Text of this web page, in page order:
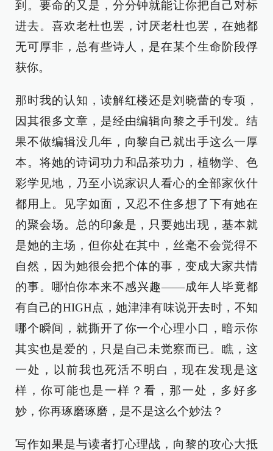
到。要命的又是，分分钟就能让你把自己对标
进去。喜欢老杜也罢，讨厌老杜也罢，在她都
无可厚非，总有些诗人，是在某个生命阶段俘
获你。
那时我的认知，读解红楼还是刘晓蕾的专项，
因其很多文章，是经由编辑向黎之手刊发。结
果不做编辑没几年，向黎自己就出手这么一厚
本。将她的诗词功力和品茶功力，植物学、色
彩学见地，乃至小说家识人看心的全部家伙什
都用上。见字如面，又忍不住多想了下有她在
的聚会场。总的印象是，只要她出现，基本就
是她的主场，但你处在其中，丝毫不会觉得不
自然，因为她很会把个体的事，变成大家共情
的事。哪怕你本来不感兴趣——成年人毕竟都
有自己的HIGH点，她津津有味说开去时，不知
哪个瞬间，就撕开了你一个心理小口，暗示你
其实也是爱的，只是自己未觉察而已。瞧，这
一处，以前我也死活不明白，现在发现是这
样，你可能也是一样？看，那一处，多好多
妙，你再琢磨琢磨，是不是这么个妙法？
写作如果是与读者打心理战，向黎的攻心大抵